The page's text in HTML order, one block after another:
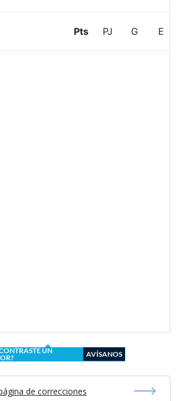
UN
AVÍSANOS
de correcciones